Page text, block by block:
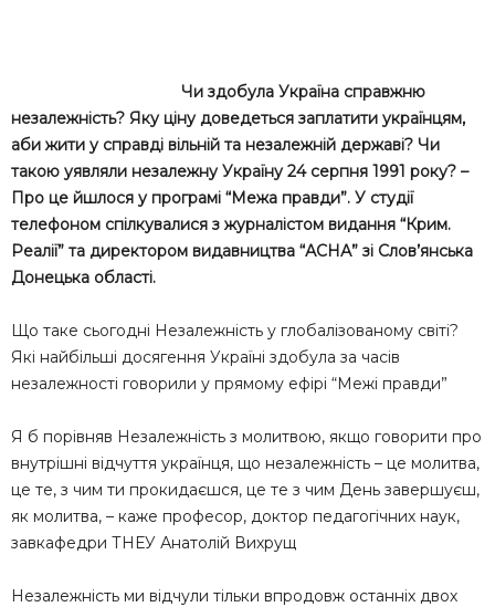
Чи здобула Україна справжню
незалежність? Яку ціну доведеться заплатити українцям,
аби жити у справді вільній та незалежній державі? Чи
такою уявляли незалежну Україну 24 серпня 1991 року? –
Про це йшлося у програмі “Межа правди”. У студії
телефоном спілкувалися з журналістом видання “Крим.
Реалії” та директором видавництва “АСНА” зі Слов’янська
Донецька області.
Що таке сьогодні Незалежність у глобалізованому світі?
Які найбільші досягення Україні здобула за часів
незалежності говорили у прямому ефірі “Межі правди”
Я б порівняв Незалежність з молитвою, якщо говорити про
внутрішні відчуття українця, що незалежність – це молитва,
це те, з чим ти прокидаєшся, це те з чим День завершуєш,
як молитва, – каже професор, доктор педагогічних наук,
завкафедри ТНЕУ Анатолій Вихрущ
Незалежність ми відчули тільки впродовж останніх двох